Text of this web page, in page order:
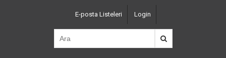
Top
Left
Navigation
E-posta Listeleri Login